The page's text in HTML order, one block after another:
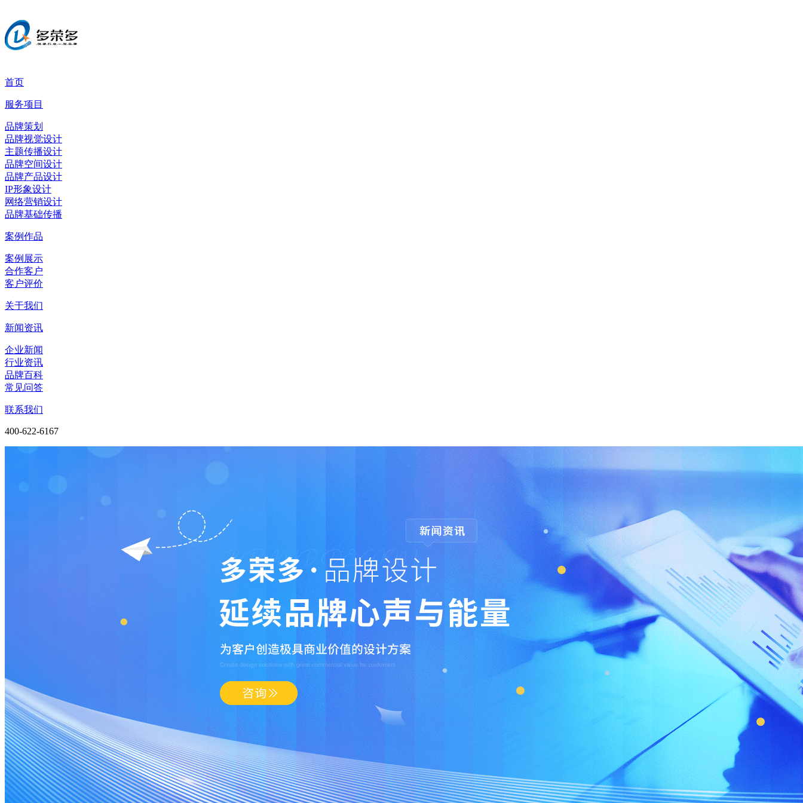
首页
服务项目
品牌策划
品牌视觉设计
主题传播设计
品牌空间设计
品牌产品设计
IP形象设计
网络营销设计
品牌基础传播
案例作品
案例展示
合作客户
客户评价
关于我们
新闻资讯
企业新闻
行业资讯
品牌百科
常见问答
联系我们
400-622-6167